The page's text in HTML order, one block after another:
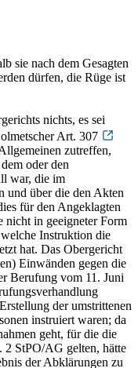
sie nach dem Gesagten
dürfen, die Rüge ist
nichts, es sei
Art. 307
zutreffen,
oder den
war, die im
und über die den Akten
für den Angeklagten
nicht in geeigneter Form
Instruktion die
hat. Das Obergericht
Einwänden gegen die
Berufung vom 11. Juni
der umstrittenen
instruiert waren; da
geht, für die die
2 StPO/AG gelten, hätte
der Abklärungen zu